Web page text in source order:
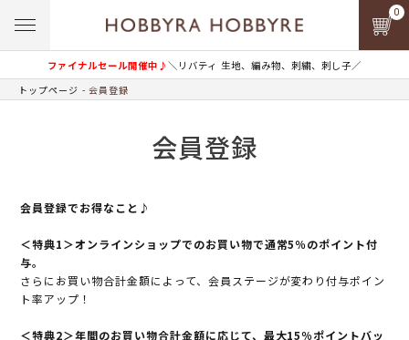
ファイナルセール開催中♪＼リバティ 生地、編み物、刺繍、刺し子／
0
トップページ 会員登録
会員登録
会員登録でお得なこと♪
＜特典1＞オンラインショップでのお買い物で通常5％のポイント付
与。
さらにお買い物合計金額によって、会員ステージが変わり付与ポイン
ト率アップ！
＜特典2＞年間のお買い物合計金額に応じて、最大15％ポイントバッ